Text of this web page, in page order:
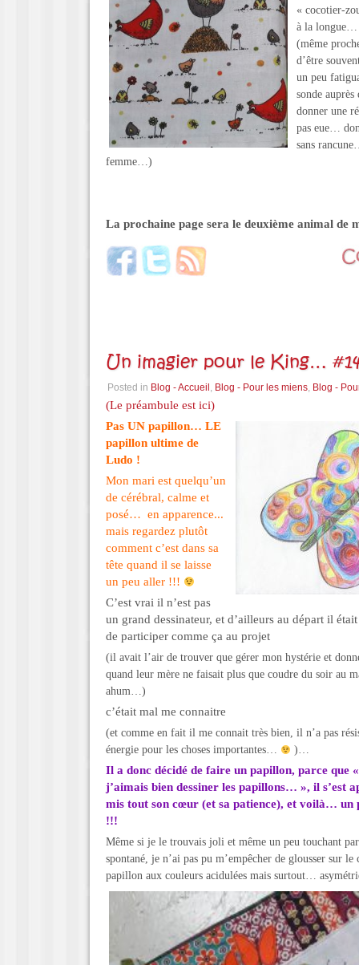
« cocotier-
à la longue…
(même
d’être
un peu
sonde
donner une
pas eue…
sans
femme…)
La prochaine page sera le deuxième animal de
Un imagier pour le King…
Posted in Blog - Accueil , Blog - Pour les miens, Blog -
(Le préambule est ici)
Pas UN papillon… LE
papillon ultime de
Ludo !
Mon mari est quelqu’un
de cérébral, calme et
posé… en apparence...
mais regardez plutôt
comment c’est dans sa
tête quand il se laisse
un peu aller !!!
C’est vrai il n’est pas
un grand dessinateur, et d’ailleurs au départ il
de participer comme ça au projet
(il avait l’air de trouver que gérer mon hystérie et
quand leur mère ne faisait plus que coudre du soir au
ahum…)
c’était mal me connaitre
(et comme en fait il me connait très bien, il n’a pas
énergie pour les choses importantes…
)…
Il a donc décidé de faire un papillon, parce que
j’aimais bien dessiner les papillons… », il s’est
mis tout son cœur (et sa patience), et voilà… un
!!!
Même si je le trouvais joli et même un peu touchant
spontané, je n’ai pas pu m’empêcher de glousser sur
papillon aux couleurs acidulées mais surtout…